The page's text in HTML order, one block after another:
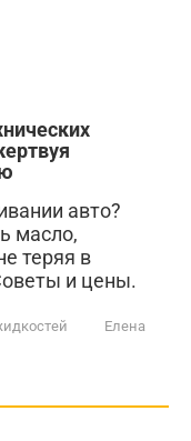
авто?
масло,
теряя в
и цены.
Елена